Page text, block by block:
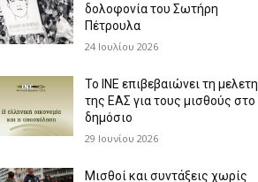
δολοφονία του Σωτήρη
Πέτρουλα
24 Ιουλίου 2026
Το ΙΝΕ επιβεβαιώνει τη μελετη
της ΕΑΣ για τους μισθούς στο
δημόσιο
29 Ιουνίου 2026
Μισθοί και συντάξεις χωρίς